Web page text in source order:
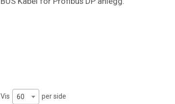
Vis 60 per side